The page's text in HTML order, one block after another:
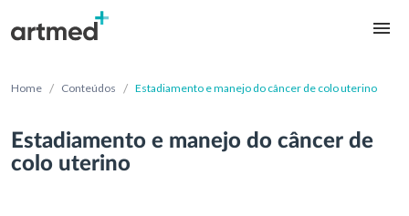
Home / Conteúdos / Estadiamento e manejo do câncer de colo uterino
Estadiamento e manejo do câncer de
colo uterino